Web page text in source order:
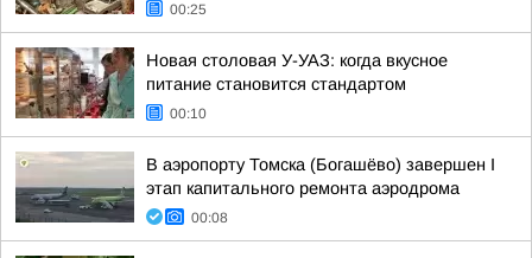
00:25
Новая столовая У-УАЗ: когда вкусное
питание становится стандартом
00:10
В аэропорту Томска (Богашёво) завершен I
этап капитального ремонта аэродрома
00:08